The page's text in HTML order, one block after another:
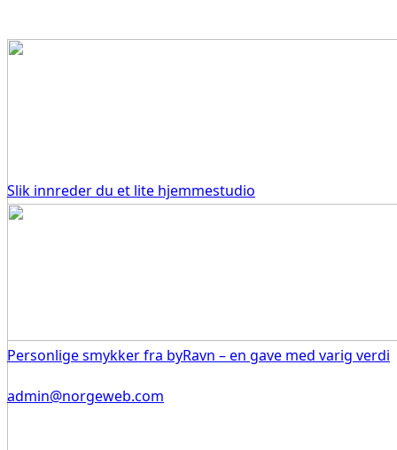
Slik innreder du et lite hjemmestudio
Personlige smykker fra byRavn – en gave med varig verdi
admin@norgeweb.com